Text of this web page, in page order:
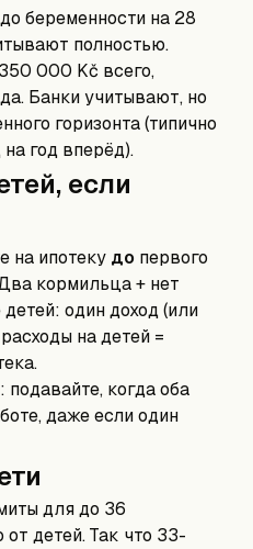
беременности на 28
полностью.
000 Kč всего,
Банки учитывают, но
горизонта (типично
год вперёд).
если
на ипотеку до первого
кормильца + нет
один доход (или
на детей =
когда оба
даже если один
для до 36
детей. Так что 33-